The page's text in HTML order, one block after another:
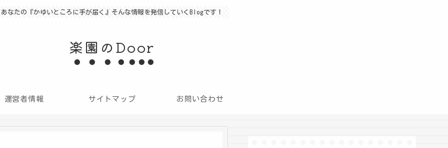
あなたの『かゆいところに手が届く』そんな情報を発信していくBlogです！
楽園のDoor
運営者情報 サイトマップ お問い合わせ